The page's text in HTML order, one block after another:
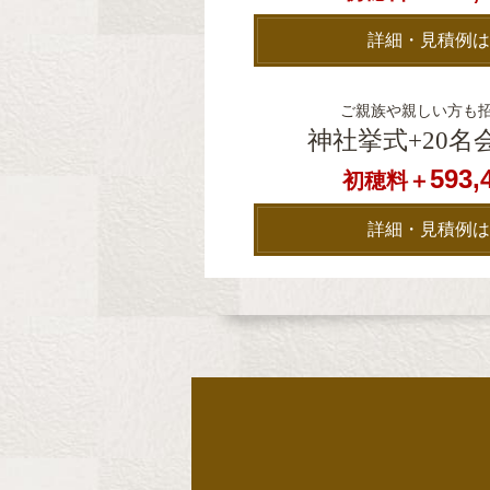
詳細・見積例
ご親族や親しい方も
神社挙式+20名
初穂料＋
詳細・見積例